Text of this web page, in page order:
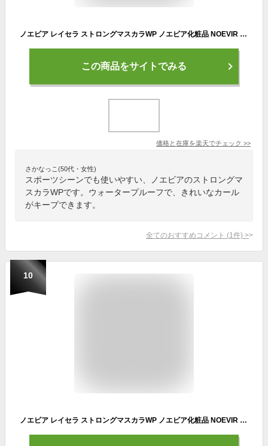
ノエビア レイセラ ストロングマスカラWP ノエビア化粧品 NOEVIR ウォータープルーフ レジャーシーン スポーツシーン カール カールキープ カールアップ ボリュームアップ ボリューム ロング セパレート 落ちない 人気 おすすめ
この商品をサイトでみる
価格と在庫を楽天でチェック >>
さかなっこ(50代・女性)
スポーツシーンでも使いやすい、ノエビアのストロングマ
スカラWPです。ウォータープルーフで、きれいなカール
がキープできます。
全てのおすすめコメント (1 件) >
10
ノエビア レイセラ ストロングマスカラWP ノエビア化粧品 NOEVIR ウォータープルーフ レジャーシーン スポーツシーン カール カールキープ カールアップ ボリュームアップ ボリューム ロング セパレート 落ちない 人気 おすすめ